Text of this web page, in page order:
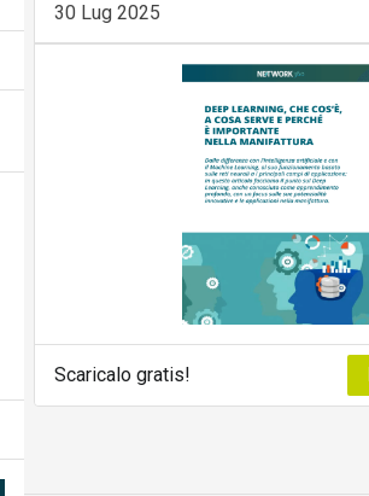
30 Lug 2025
Scaricalo gratis!